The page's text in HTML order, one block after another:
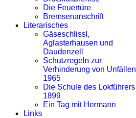
Die Feuertüre
Bremsenanschrift
Literarisches
Gäseschlissl,
Aglasterhausen und
Daudenzell
Schutzregeln zur
Verhinderung von Unfällen
1965
Die Schule des Lokführers
1899
Ein Tag mit Hermann
Links